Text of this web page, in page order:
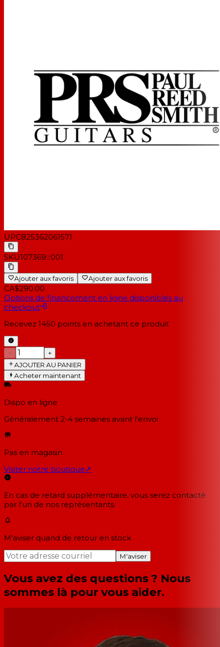
UPC825362061571
SKU107369:::001
Ajouter aux favoris Ajouter aux favoris
CA$290.00
Options de financement en ligne disponibles au
checkout
Recevez 1450 points en achetant ce produit
−
+
AJOUTER AU PANIER
Acheter maintenant
Dispo en ligne
Généralement 2-4 semaines avant l'envoi
Pas en magasin
Visiter notre boutique↗
En cas de retard supplémentaire, vous serez contacté
par l'un de nos représentants.
M'aviser quand de retour en stock
M'aviser
Vous avez des questions ? Nous
sommes là pour vous aider.